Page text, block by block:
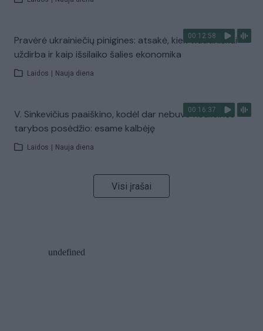
00:12:58
Pravėrė ukrainiečių pinigines: atsakė, kiek vidutiniškai
uždirba ir kaip išsilaiko šalies ekonomika
Laidos Nauja diena
00:16:37
V. Sinkevičius paaiškino, kodėl dar nebuvo Koalicinės
tarybos posėdžio: esame kalbėję
Laidos Nauja diena
Visi įrašai